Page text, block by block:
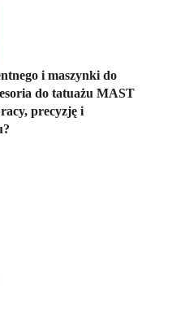
i maszynki do
do tatuażu MAST
precyzję i